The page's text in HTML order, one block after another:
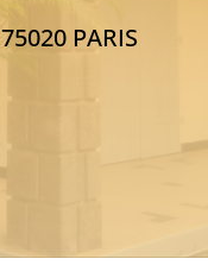
75020 PARIS